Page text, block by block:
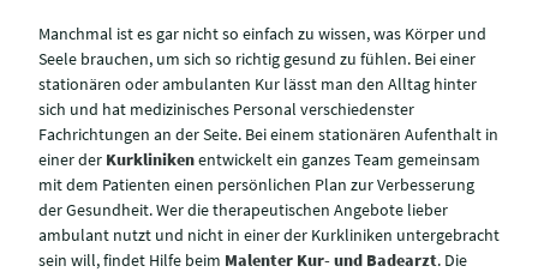
Manchmal ist es gar nicht so einfach zu wissen, was Körper und
Seele brauchen, um sich so richtig gesund zu fühlen. Bei einer
stationären oder ambulanten Kur lässt man den Alltag hinter
sich und hat medizinisches Personal verschiedenster
Fachrichtungen an der Seite. Bei einem stationären Aufenthalt in
einer der Kurklinikenentwickelt ein ganzes Team gemeinsam
mit dem Patienten einen persönlichen Plan zur Verbesserung
der Gesundheit. Wer die therapeutischen Angebote lieber
ambulant nutzt und nicht in einer der Kurkliniken untergebracht
sein will, findet Hilfe beim Malenter Kur- und Badearzt. Die